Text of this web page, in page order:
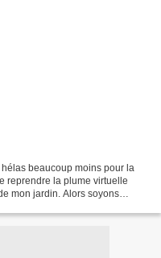
beaucoup moins pour la
reprendre la plume virtuelle
mon jardin. Alors soyons